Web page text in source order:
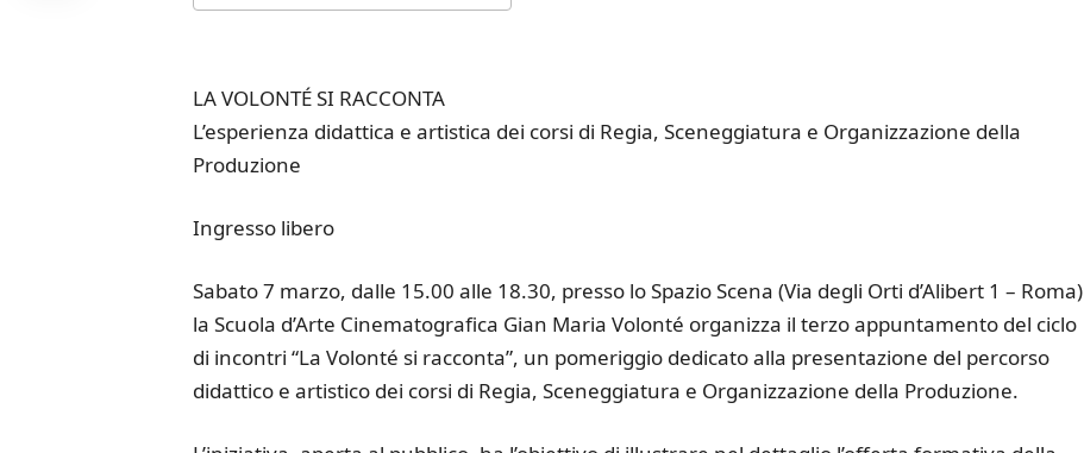
LA VOLONTÉ SI RACCONTA
L’esperienza didattica e artistica dei corsi di Regia, Sceneggiatura e Organizzazione della
Produzione
Ingresso libero
Sabato 7 marzo, dalle 15.00 alle 18.30, presso lo Spazio Scena (Via degli Orti d’Alibert 1 – Roma)
la Scuola d’Arte Cinematografica Gian Maria Volonté organizza il terzo appuntamento del ciclo
di incontri “La Volonté si racconta”, un pomeriggio dedicato alla presentazione del percorso
didattico e artistico dei corsi di Regia, Sceneggiatura e Organizzazione della Produzione.